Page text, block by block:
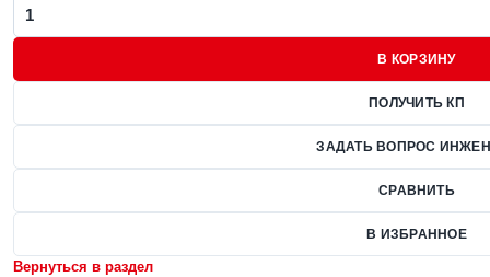
В КОРЗИНУ
ПОЛУЧИТЬ КП
ЗАДАТЬ ВОПРОС
СРАВНИТЬ
В ИЗБРАННОЕ
Вернуться в раздел